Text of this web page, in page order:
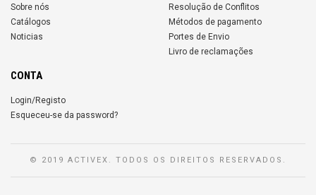
Sobre nós
Catálogos
Noticias
Resolução de Conflitos
Métodos de pagamento
Portes de Envio
Livro de reclamações
CONTA
Login/Registo
Esqueceu-se da password?
© 2019 ACTIVEX. TODOS OS DIREITOS RESERVADOS.